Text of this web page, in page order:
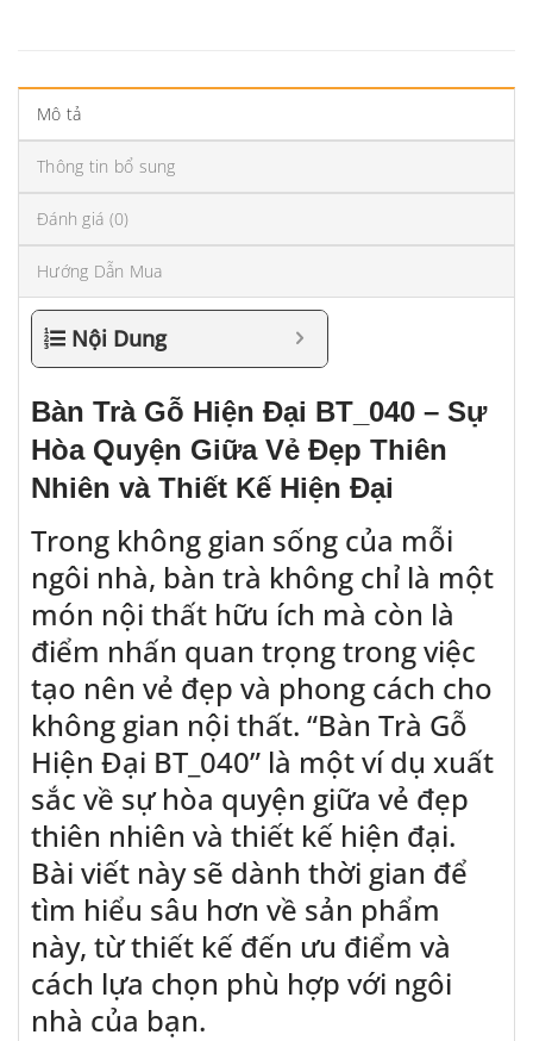
Mô tả
Thông tin bổ sung
Đánh giá (0)
Hướng Dẫn Mua
Nội Dung
Bàn Trà Gỗ Hiện Đại BT_040 – Sự
Hòa Quyện Giữa Vẻ Đẹp Thiên
Nhiên và Thiết Kế Hiện Đại
Trong không gian sống của mỗi
ngôi nhà, bàn trà không chỉ là một
món nội thất hữu ích mà còn là
điểm nhấn quan trọng trong việc
tạo nên vẻ đẹp và phong cách cho
không gian nội thất. “Bàn Trà Gỗ
Hiện Đại BT_040” là một ví dụ xuất
sắc về sự hòa quyện giữa vẻ đẹp
thiên nhiên và thiết kế hiện đại.
Bài viết này sẽ dành thời gian để
tìm hiểu sâu hơn về sản phẩm
này, từ thiết kế đến ưu điểm và
cách lựa chọn phù hợp với ngôi
nhà của bạn.